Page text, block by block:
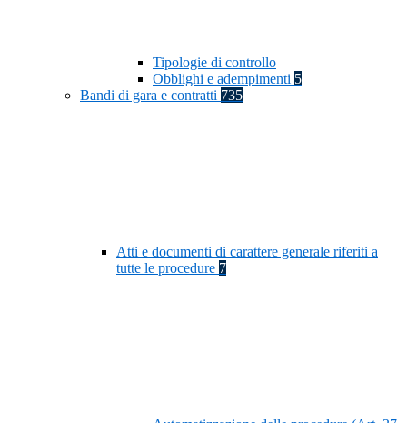
Tipologie di controllo
Obblighi e adempimenti 5
Bandi di gara e contratti 735
Atti e documenti di carattere generale riferiti a
tutte le procedure 7